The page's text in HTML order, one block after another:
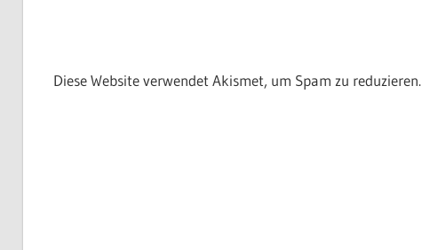
Diese Website verwendet Akismet, um Spam zu reduzieren.